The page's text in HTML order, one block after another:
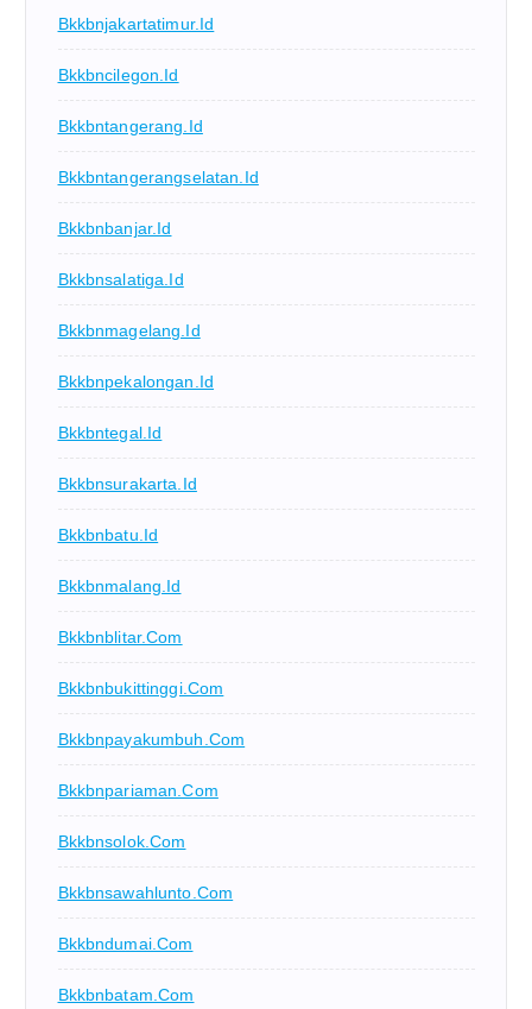
Bkkbnjakartatimur.id
Bkkbncilegon.id
Bkkbntangerang.id
Bkkbntangerangselatan.id
Bkkbnbanjar.id
Bkkbnsalatiga.id
Bkkbnmagelang.id
Bkkbnpekalongan.id
Bkkbntegal.id
Bkkbnsurakarta.id
Bkkbnbatu.id
Bkkbnmalang.id
Bkkbnblitar.com
Bkkbnbukittinggi.com
Bkkbnpayakumbuh.com
Bkkbnpariaman.com
Bkkbnsolok.com
Bkkbnsawahlunto.com
Bkkbndumai.com
Bkkbnbatam.com